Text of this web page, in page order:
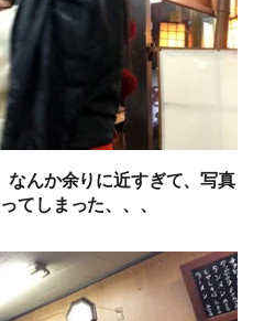
んか余りに近すぎて、写真
てしまった、、、